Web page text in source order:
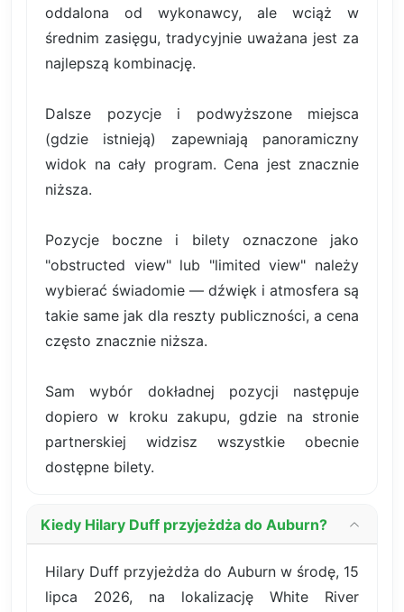
oddalona od wykonawcy, ale wciąż w
średnim zasięgu, tradycyjnie uważana jest za
najlepszą kombinację.
Dalsze pozycje i podwyższone miejsca
(gdzie istnieją) zapewniają panoramiczny
widok na cały program. Cena jest znacznie
niższa.
Pozycje boczne i bilety oznaczone jako
"obstructed view" lub "limited view" należy
wybierać świadomie — dźwięk i atmosfera są
takie same jak dla reszty publiczności, a cena
często znacznie niższa.
Sam wybór dokładnej pozycji następuje
dopiero w kroku zakupu, gdzie na stronie
partnerskiej widzisz wszystkie obecnie
dostępne bilety.
Kiedy Hilary Duff przyjeżdża do Auburn?
Hilary Duff przyjeżdża do Auburn w środę, 15
lipca 2026, na lokalizację White River